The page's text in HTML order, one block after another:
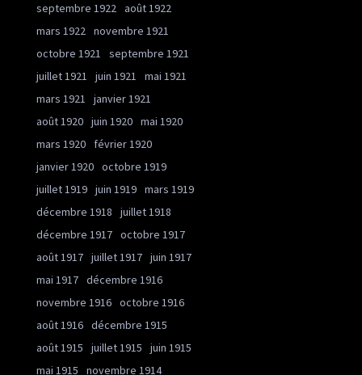
septembre 1922 août 1922
mars 1922 novembre 1921
octobre 1921
septembre 1921
juillet 1921
juin 1921
mai 1921
mars 1921
janvier 1921
août 1920 juin 1920 mai 1920
mars 1920
février 1920
janvier 1920 octobre 1919
juillet 1919 juin 1919 mars 1919
décembre 1918
juillet 1918
décembre 1917 octobre 1917
août 1917 juillet 1917 juin 1917
mai 1917 décembre 1916
novembre 1916 octobre 1916
août 1916 décembre 1915
août 1915
juillet 1915
juin 1915
mai 1915
novembre 1914